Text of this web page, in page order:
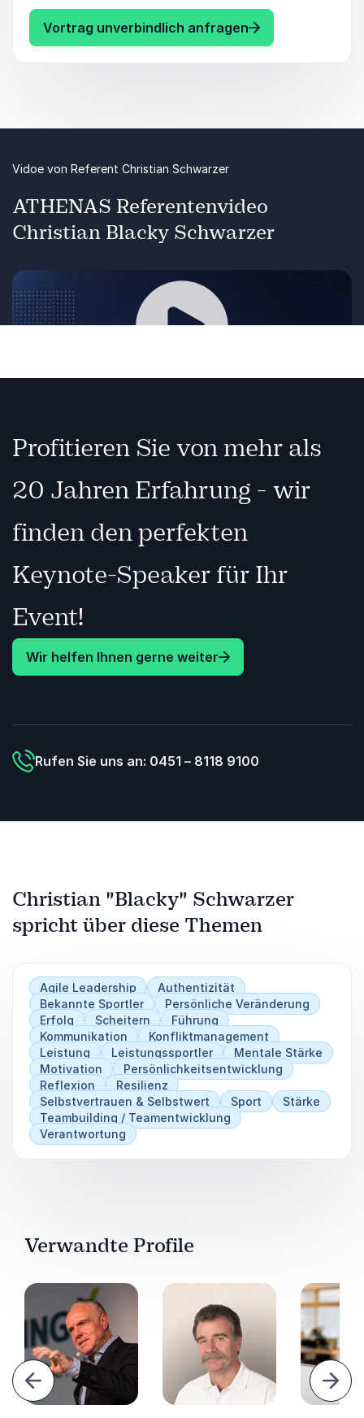
motiviert ist bzw. wird, ist unlängst bekannt.
Aber wie kann man sich motivieren und vor
allem wie hält man die sogeneannte instrinsische
Motivation, wenn es nicht so gut läuft? "Blacky"
Vortrag unverbindlich anfragen: Christian
ATHENAS Referentenvideo
Christian Blacky Schwarzer
Vidoe von Referent Christian Schwarzer
Profitieren Sie von mehr als
20 Jahren Erfahrung - wir
finden den perfekten
Keynote-Speaker für Ihr
Event!
Wir helfen Ihnen gerne weiter
Rufen Sie uns an: 0451 – 8118 9100
Christian "Blacky" Schwarzer
spricht über diese Themen
Agile Leadership
Authentizität
Bekannte Sportler
Persönliche Veränderung
Erfolg
Scheitern
Führung
Kommunikation
Konfliktmanagement
Leistung
Leistungssportler
Mentale Stärke
Motivation
Persönlichkeitsentwicklung
Reflexion
Resilienz
Selbstvertrauen & Selbstwert
Sport
Stärke
Teambuilding / Teamentwicklung
Verantwortung
Verwandte Profile